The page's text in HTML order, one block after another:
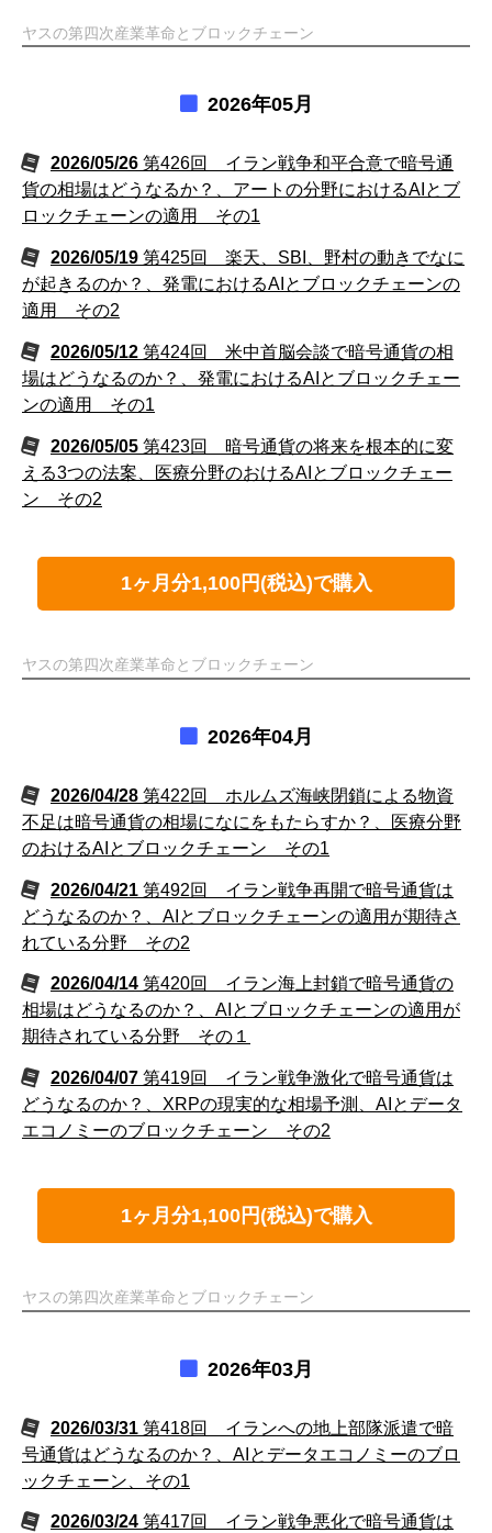
ヤスの第四次産業革命とブロックチェーン
2026年05月
2026/05/26 第426回 イラン戦争和平合意で暗号通
貨の相場はどうなるか？、アートの分野におけるAIとブ
ロックチェーンの適用 その1
2026/05/19 第425回 楽天、SBI、野村の動きでなに
が起きるのか？、発電におけるAIとブロックチェーンの
適用 その2
2026/05/12 第424回 米中首脳会談で暗号通貨の相
場はどうなるのか？、発電におけるAIとブロックチェー
ンの適用 その1
2026/05/05 第423回 暗号通貨の将来を根本的に変
える3つの法案、医療分野のおけるAIとブロックチェー
ン その2
1ヶ月分1,100円(税込)で購入
ヤスの第四次産業革命とブロックチェーン
2026年04月
2026/04/28 第422回 ホルムズ海峡閉鎖による物資
不足は暗号通貨の相場になにをもたらすか？、医療分野
のおけるAIとブロックチェーン その1
2026/04/21 第492回 イラン戦争再開で暗号通貨は
どうなるのか？、AIとブロックチェーンの適用が期待さ
れている分野 その2
2026/04/14 第420回 イラン海上封鎖で暗号通貨の
相場はどうなるのか？、AIとブロックチェーンの適用が
期待されている分野 その１
2026/04/07 第419回 イラン戦争激化で暗号通貨は
どうなるのか？、XRPの現実的な相場予測、AIとデータ
エコノミーのブロックチェーン その2
1ヶ月分1,100円(税込)で購入
ヤスの第四次産業革命とブロックチェーン
2026年03月
2026/03/31 第418回 イランへの地上部隊派遣で暗
号通貨はどうなるのか？、AIとデータエコノミーのブロ
ックチェーン、その1
2026/03/24 第417回 イラン戦争悪化で暗号通貨は